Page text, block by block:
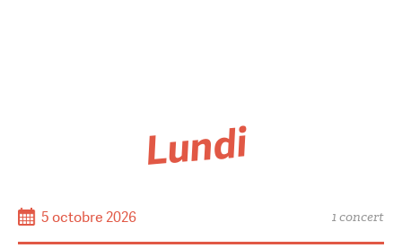
Lundi
5 octobre 2026 1 concert